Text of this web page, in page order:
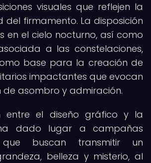
visuales que reflejen la
del firmamento. La disposición
en el cielo nocturno, así como
a las constelaciones,
base para la creación de
impactantes que evocan
de asombro y admiración.
entre el diseño gráfico y la
dado lugar a campañas
que buscan transmitir un
belleza y misterio, al